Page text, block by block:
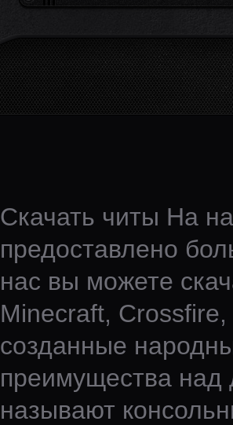
Скачать читы На
предоставлено
нас вы можете
Minecraft,
созданные
преимущества над
называют